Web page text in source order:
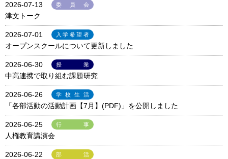
2026-07-13 委員会
津文トーク
2026-07-01 入学希望者
オープンスクールについて更新しました
2026-06-30 授業
中高連携で取り組む課題研究
2026-06-26 学校生活
「各部活動の活動計画【7月】(PDF)」を公開しました
2026-06-25 行事
人権教育講演会
2026-06-22 部活